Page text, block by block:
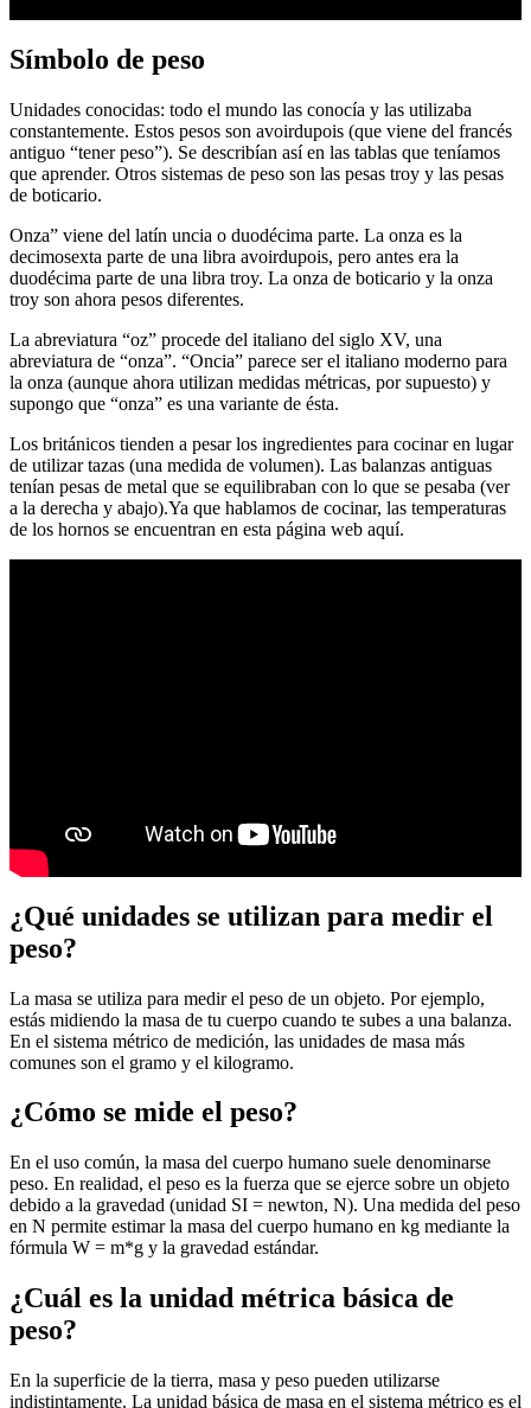
Símbolo de peso
Unidades conocidas: todo el mundo las conocía y las utilizaba
constantemente. Estos pesos son avoirdupois (que viene del francés
antiguo “tener peso”). Se describían así en las tablas que teníamos
que aprender. Otros sistemas de peso son las pesas troy y las pesas
de boticario.
Onza” viene del latín uncia o duodécima parte. La onza es la
decimosexta parte de una libra avoirdupois, pero antes era la
duodécima parte de una libra troy. La onza de boticario y la onza
troy son ahora pesos diferentes.
La abreviatura “oz” procede del italiano del siglo XV, una
abreviatura de “onza”. “Oncia” parece ser el italiano moderno para
la onza (aunque ahora utilizan medidas métricas, por supuesto) y
supongo que “onza” es una variante de ésta.
Los británicos tienden a pesar los ingredientes para cocinar en lugar
de utilizar tazas (una medida de volumen). Las balanzas antiguas
tenían pesas de metal que se equilibraban con lo que se pesaba (ver
a la derecha y abajo).Ya que hablamos de cocinar, las temperaturas
de los hornos se encuentran en esta página web aquí.
¿Qué unidades se utilizan para medir el
peso?
La masa se utiliza para medir el peso de un objeto. Por ejemplo,
estás midiendo la masa de tu cuerpo cuando te subes a una balanza.
En el sistema métrico de medición, las unidades de masa más
comunes son el gramo y el kilogramo.
¿Cómo se mide el peso?
En el uso común, la masa del cuerpo humano suele denominarse
peso. En realidad, el peso es la fuerza que se ejerce sobre un objeto
debido a la gravedad (unidad SI = newton, N). Una medida del peso
en N permite estimar la masa del cuerpo humano en kg mediante la
fórmula W = m*g y la gravedad estándar.
¿Cuál es la unidad métrica básica de
peso?
En la superficie de la tierra, masa y peso pueden utilizarse
indistintamente. La unidad básica de masa en el sistema métrico es el